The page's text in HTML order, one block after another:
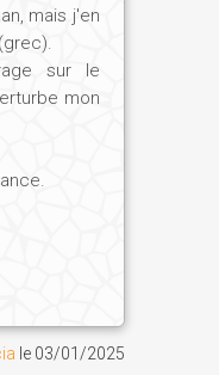
c'est à
des circuits
de son
ce fut une
celle de
ultime.
en même
Snéfrou
desservi par
mais j'en
sur le
mon
le 03/01/2025